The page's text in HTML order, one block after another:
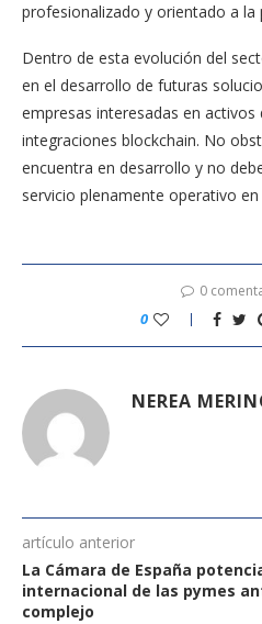
profesionalizado y orientado a la
Dentro de esta evolución del
en el desarrollo de futuras
empresas interesadas en
integraciones blockchain. No
encuentra en desarrollo y no
servicio plenamente operativo en
0
0
NEREA
artículo anterior
La Cámara de España
internacional de las pymes
complejo